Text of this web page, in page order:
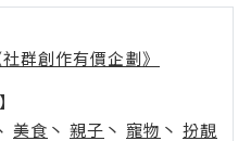
群創作有價企劃》
美食 丶 親子 丶 寵物 丶 扮靚